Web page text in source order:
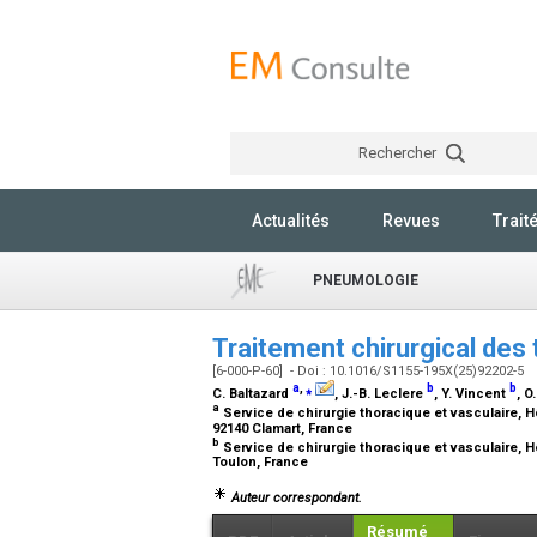
Rechercher
Actualités Revues
PNEUMOLOGIE
Traitement chirurgical
[6-000-P-60] - Doi : 10.1016/S1155-195X(25)92202-5
C. Baltazard a,⁎ , J.-B. Leclere b, Y. Vincent b,
a Service de chirurgie thoracique et vasculaire,
92140 Clamart, France
b Service de chirurgie thoracique et vasculaire,
Toulon, France
Auteur correspondant.
Résumé